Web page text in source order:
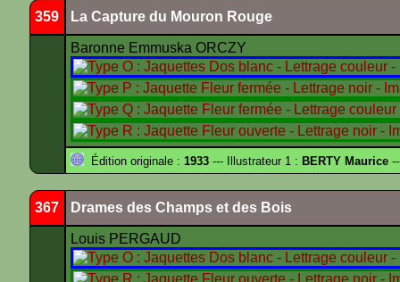
359 La Capture du Mouron Rouge
Baronne Emmuska ORCZY
Édition originale : 1933 --- Illustrateur 1 : BERTY Maurice
367 Drames des Champs et des Bois
Louis PERGAUD